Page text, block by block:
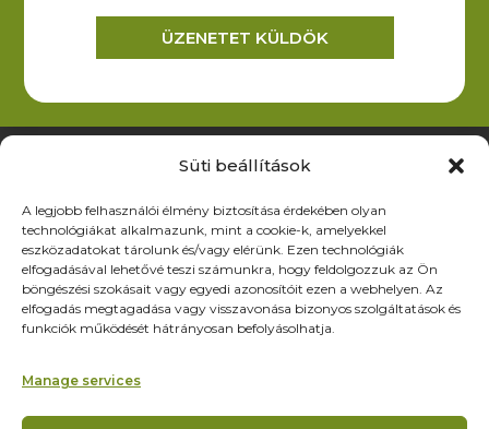
Süti beállítások
A legjobb felhasználói élmény biztosítása érdekében olyan
technológiákat alkalmazunk, mint a cookie-k, amelyekkel
eszközadatokat tárolunk és/vagy elérünk. Ezen technológiák
elfogadásával lehetővé teszi számunkra, hogy feldolgozzuk az Ön
böngészési szokásait vagy egyedi azonosítóit ezen a webhelyen. Az
elfogadás megtagadása vagy visszavonása bizonyos szolgáltatások és
funkciók működését hátrányosan befolyásolhatja.
Manage services
Elérhetőség
Nyitvatartás
Hétfő-Péntek: 9:00-17:00
SZ–V: ZÁRVA
Oldalak
Termékek
Referenciák
Partnereknek
ÜZENETET KÜLDÖK